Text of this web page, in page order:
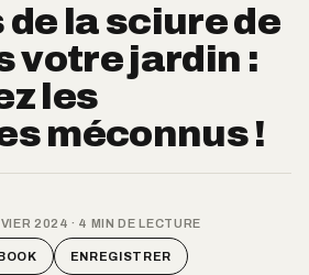
de la sciure de
votre jardin :
les
méconnus !
2024 · 4 MIN DE LECTURE
ENREGISTRER